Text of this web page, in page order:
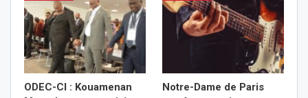
ODEC-CI : Kouamenan
Notre-Dame de Paris